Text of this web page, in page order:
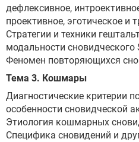
дефлексивное,
проективное, эготическое и
Стратегии и техники
модальности сновидческого
Феномен повторяющихся
Тема 3. Кошмары
Диагностические критерии
особенности сновидческой
Этиология кошмарных
Специфика сновидений и